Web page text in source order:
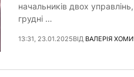
начальників двох
грудні …
13:31, 23.01.2025ВІД ВАЛЕРІЯ